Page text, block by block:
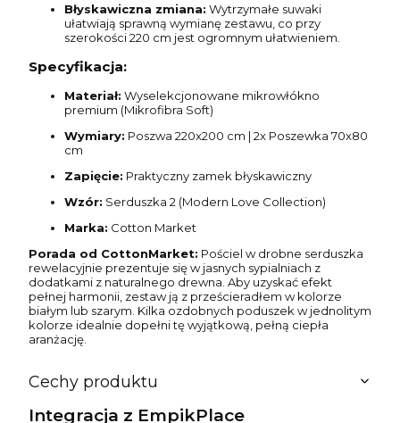
Błyskawiczna zmiana: Wytrzymałe suwaki
ułatwiają sprawną wymianę zestawu, co przy
szerokości 220 cm jest ogromnym ułatwieniem.
Specyfikacja:
Materiał: Wyselekcjonowane mikrowłókno
premium (Mikrofibra Soft)
Wymiary: Poszwa 220x200 cm | 2x Poszewka 70x80
cm
Zapięcie: Praktyczny zamek błyskawiczny
Wzór: Serduszka 2 (Modern Love Collection)
Marka: Cotton Market
Porada od CottonMarket: Pościel w drobne serduszka
rewelacyjnie prezentuje się w jasnych sypialniach z
dodatkami z naturalnego drewna. Aby uzyskać efekt
pełnej harmonii, zestaw ją z prześcieradłem w kolorze
białym lub szarym. Kilka ozdobnych poduszek w jednolitym
kolorze idealnie dopełni tę wyjątkową, pełną ciepła
aranżację.
Cechy produktu
Integracja z EmpikPlace